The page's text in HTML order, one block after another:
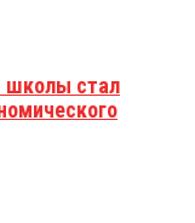
школы стал